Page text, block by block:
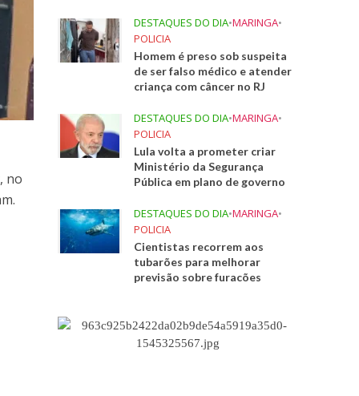
no
DESTAQUES DO DIA•MARINGA•
POLICIA
Homem é preso sob suspeita
de ser falso médico e atender
criança com câncer no RJ
DESTAQUES DO DIA•MARINGA•
POLICIA
Lula volta a prometer criar
Ministério da Segurança
Pública em plano de governo
DESTAQUES DO DIA•MARINGA•
POLICIA
Cientistas recorrem aos
tubarões para melhorar
previsão sobre furacões